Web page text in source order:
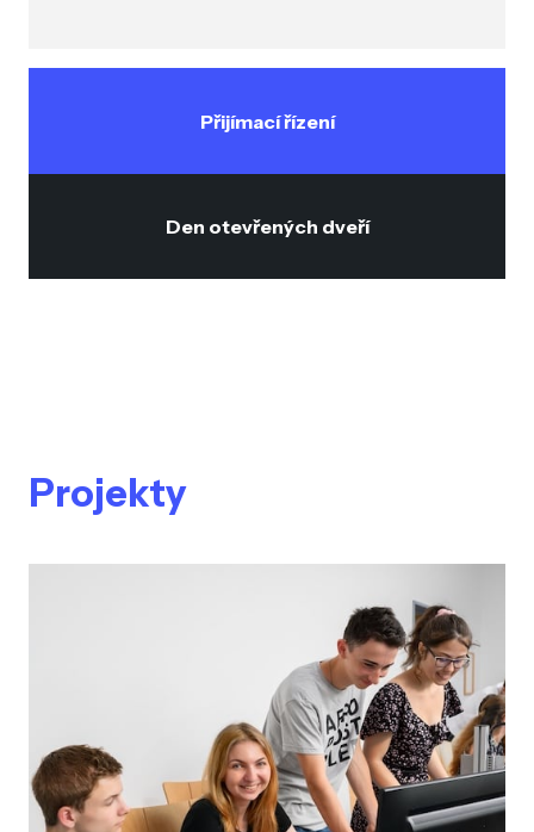
Přijímací řízení
Den otevřených dveří
Projekty